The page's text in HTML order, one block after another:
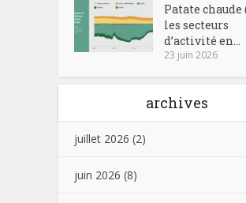
Patate chaude
les secteurs
d’activité en...
23 juin 2026
archives
juillet 2026 (2)
juin 2026 (8)